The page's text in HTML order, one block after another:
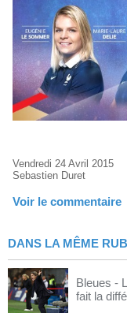
Vendredi 24 Avril 2015
Sebastien Duret
Voir le commentaire
DANS LA MÊME
Bleues -
fait la